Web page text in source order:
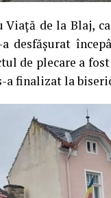
Viață de la Blaj,
desfășurat
de plecare a
a finalizat la